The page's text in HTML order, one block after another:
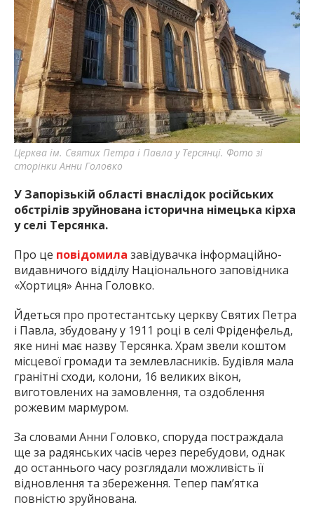
Церква ім. Святих Петра і Павла у Терсянці. Фото зі
сторінки Анни Головко
У Запорізькій області внаслідок російських
обстрілів зруйнована історична німецька кірха
у селі Терсянка.
Про це повідомила завідувачка інформаційно-
видавничого відділу Національного заповідника
«Хортиця» Анна Головко.
Йдеться про протестантську церкву Святих Петра
і Павла, збудовану у 1911 році в селі Фріденфельд,
яке нині має назву Терсянка. Храм звели коштом
місцевої громади та землевласників. Будівля мала
гранітні сходи, колони, 16 великих вікон,
виготовлених на замовлення, та оздоблення
рожевим мармуром.
За словами Анни Головко, споруда постраждала
ще за радянських часів через перебудови, однак
до останнього часу розглядали можливість її
відновлення та збереження. Тепер пам’ятка
повністю зруйнована.